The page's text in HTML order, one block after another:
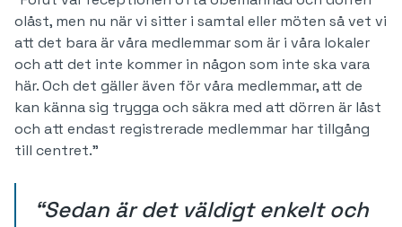
olåst, men nu när vi sitter i samtal eller möten så vet vi
att det bara är våra medlemmar som är i våra lokaler
och att det inte kommer in någon som inte ska vara
här. Och det gäller även för våra medlemmar, att de
kan känna sig trygga och säkra med att dörren är låst
och att endast registrerade medlemmar har tillgång
till centret.”
“Sedan är det väldigt enkelt och